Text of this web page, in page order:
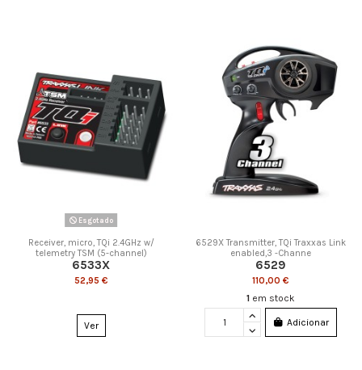
Esgotado
Receiver, micro, TQi 2.4GHz w/
telemetry TSM (5-channel)
6533X
52,95 €
Ver
6529X Transmitter, TQi Traxxas Link
enabled,3 -Channe
6529
110,00 €
1 em stock
Adicionar